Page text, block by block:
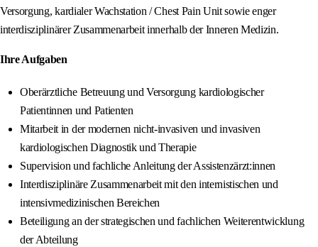
Versorgung, kardialer Wachstation / Chest Pain Unit sowie enger
interdisziplinärer Zusammenarbeit innerhalb der Inneren Medizin.
Ihre Aufgaben
Oberärztliche Betreuung und Versorgung kardiologischer
Patientinnen und Patienten
Mitarbeit in der modernen nicht-invasiven und invasiven
kardiologischen Diagnostik und Therapie
Supervision und fachliche Anleitung der Assistenzärzt:innen
Interdisziplinäre Zusammenarbeit mit den internistischen und
intensivmedizinischen Bereichen
Beteiligung an der strategischen und fachlichen Weiterentwicklung
der Abteilung